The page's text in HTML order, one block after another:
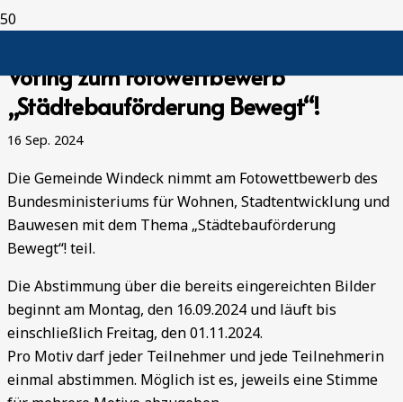
Voting zum Fotowettbewerb
„Städtebauförderung Bewegt“!
16 Sep. 2024
Die Gemeinde Windeck nimmt am Fotowettbewerb des
Bundesministeriums für Wohnen, Stadtentwicklung und
Bauwesen mit dem Thema „Städtebauförderung
Bewegt“! teil.
Die Abstimmung über die bereits eingereichten Bilder
beginnt am Montag, den 16.09.2024 und läuft bis
einschließlich Freitag, den 01.11.2024.
Pro Motiv darf jeder Teilnehmer und jede Teilnehmerin
einmal abstimmen. Möglich ist es, jeweils eine Stimme